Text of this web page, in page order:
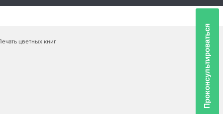
Проконсультироваться